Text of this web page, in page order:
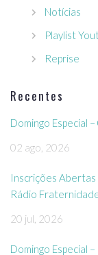
Notícias
Playlist
Reprise
Recentes
Domingo Especial
02 ago, 2026
Inscrições Abertas
Rádio
20 jul, 2026
Domingo Especial